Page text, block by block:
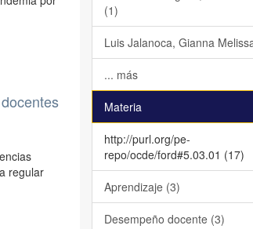
regular
(1)
Luis Jalanoca, Gianna
... más
Materia
http://purl.org/pe-
repo/ocde/ford#5.03.01 (17)
Aprendizaje (3)
Desempeño docente (3)